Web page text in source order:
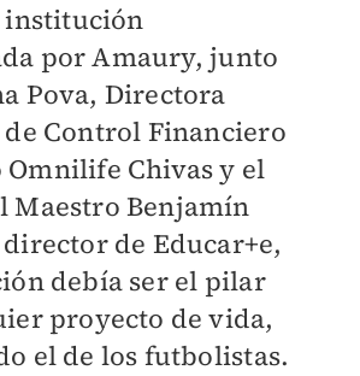
institución
por Amaury, junto
Pova, Directora
Control Financiero
Omnilife Chivas y el
Maestro Benjamín
de Educar+e,
debía ser el pilar
proyecto de vida,
el de los futbolistas.